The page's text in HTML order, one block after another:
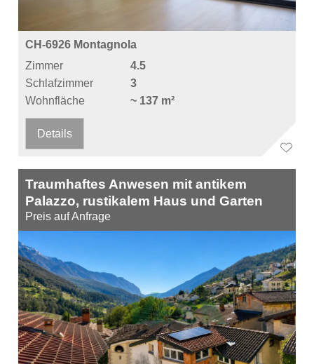
CH-6926 Montagnola
Zimmer
4.5
Schlafzimmer
3
Wohnfläche
~ 137 m²
Details
Traumhaftes Anwesen mit antikem
Palazzo, rustikalem Haus und Garten
Preis auf Anfrage